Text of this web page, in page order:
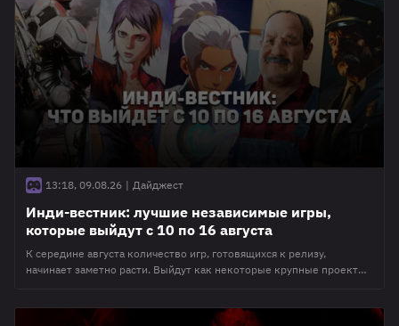
баффы к атаке и восстанавливает очки навыков союзникам после
активации их боевых умений. Главная особенность Лиино — две
боевые стойки, активирующиеся боевым навыком и ультимейтом.
Они
13:18, 09.08.26 | Дайджест
Инди-вестник: лучшие независимые игры,
которые выйдут с 10 по 16 августа
К середине августа количество игр, готовящихся к релизу,
начинает заметно расти. Выйдут как некоторые крупные проекты,
от того не менее интересные и стоящие внимания. В этом